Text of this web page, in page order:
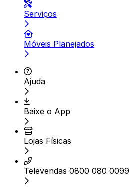
Serviços
Móveis Planejados
Ajuda
Baixe o App
Lojas Físicas
Televendas 0800 080 0099